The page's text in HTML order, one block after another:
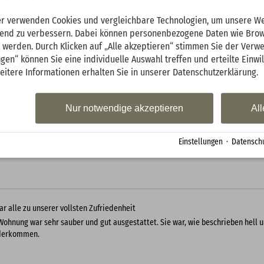
der Wohnung in Oberstdorf ist toll zentral. Die Wohnung ist sehr sauber
benötigen. Sehr praktisch die vorhandene Tiefgarage. Verwaltung sehr
defekt). Wir haben uns sehr wohl gefühlt , gerne bei schönem Wetter auf
kommen bei Bedarf.
hier an NICHTS - sehr schön
an garniert in der Wohnung und an der Betreuung
alle zu unserer vollsten Zufriedenheit
war sehr sauber und gut ausgestattet. Sie war, wie beschrieben hell
verwenden Cookies und vergleichbare Technologien, um unsere
zu verbessern. Dabei können personenbezogene Daten wie
Durch Klicken auf „Alle akzeptieren“ stimmen Sie der
können Sie eine individuelle Auswahl treffen und erteilte
Informationen erhalten Sie in unserer Datenschutzerklärung.
Nur notwendige akzeptieren
Einstellungen ·